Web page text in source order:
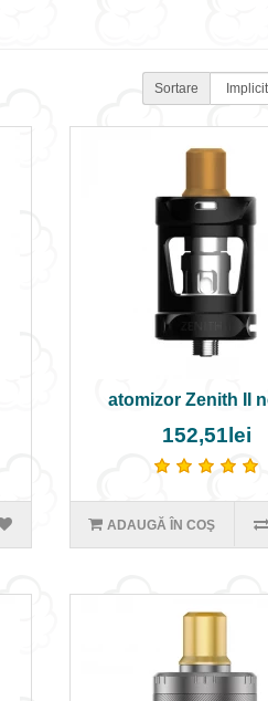
Sortare
atomizor Zenith II
152,51lei
ADAUGĂ ÎN COŞ